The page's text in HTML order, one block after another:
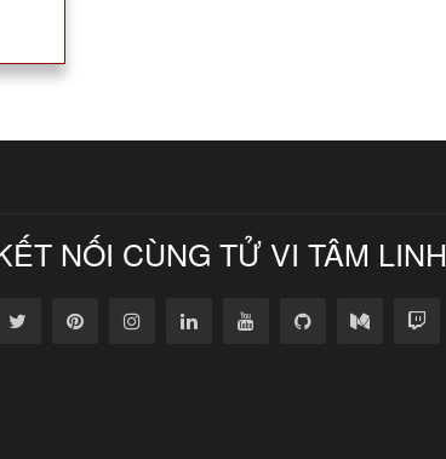
NỐI CÙNG TỬ VI TÂM LINH